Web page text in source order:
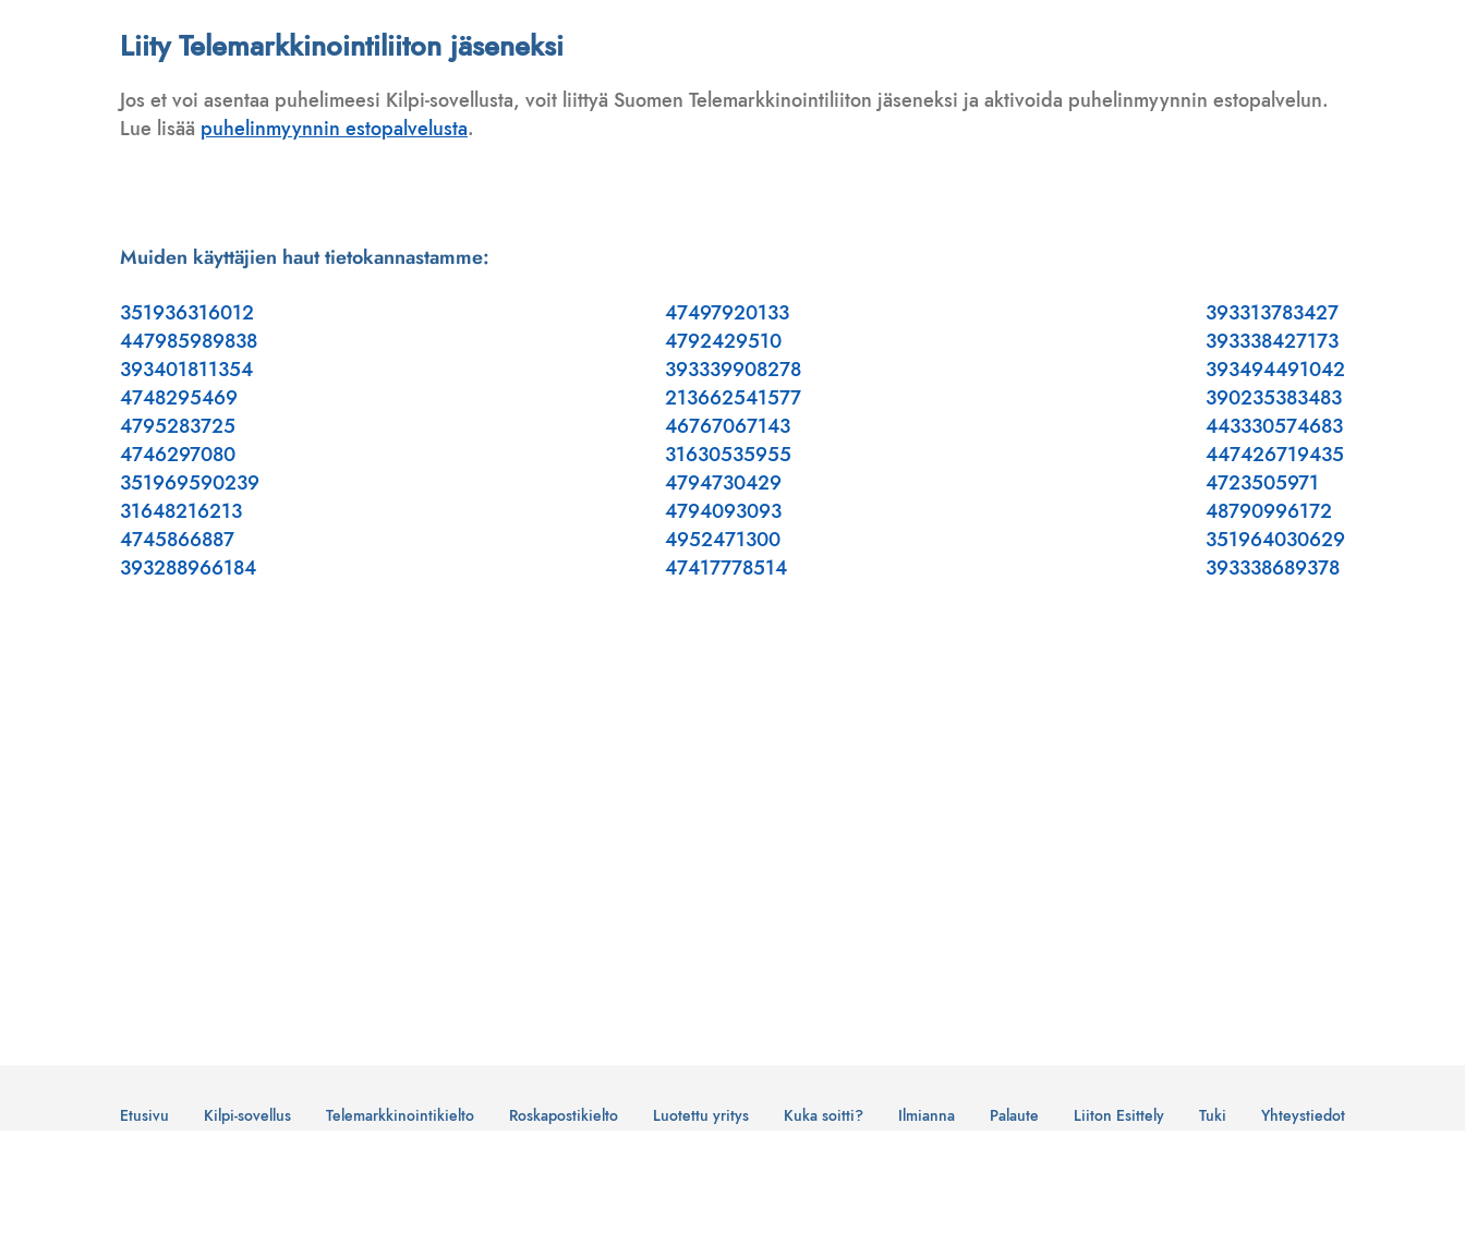
Liity Telemarkkinointiliiton jäseneksi
Jos et voi asentaa puhelimeesi Kilpi-sovellusta, voit liittyä Suomen Telemarkkinointiliiton jäseneksi ja aktivoida puhelinmyynnin estopalvelun.
Lue lisää puhelinmyynnin estopalvelusta.
Muiden käyttäjien haut tietokannastamme:
351936316012
447985989838
393401811354
4748295469
4795283725
4746297080
351969590239
31648216213
4745866887
393288966184
47497920133
4792429510
393339908278
213662541577
46767067143
31630535955
4794730429
4794093093
4952471300
47417778514
393313783427
393338427173
393494491042
390235383483
443330574683
447426719435
4723505971
48790996172
351964030629
393338689378
Etusivu Kilpi-sovellus Telemarkkinointikielto Roskapostikielto Luotettu yritys Kuka soitti? Ilmianna Palaute Liiton Esittely Tuki
Yhteystiedot